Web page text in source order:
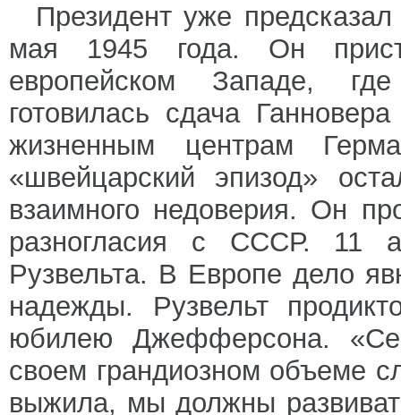
Президент уже
мая 1945 года. Он
европейском Западе,
готовилась сдача
жизненным центрам
«швейцарский эпизод»
взаимного недоверия. Он
разногласия с СССР. 11
Рузвельта. В Европе дело
надежды. Рузвельт
юбилею Джефферсона.
своем грандиозном объеме
выжила, мы должны